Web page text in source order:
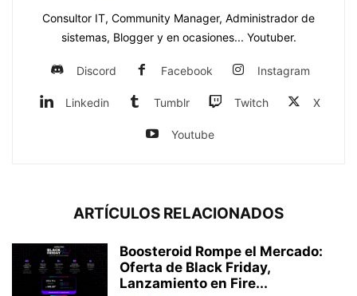
Consultor IT, Community Manager, Administrador de
sistemas, Blogger y en ocasiones... Youtuber.
Discord Facebook Instagram
Linkedin Tumblr Twitch X
Youtube
ARTÍCULOS RELACIONADOS
Boosteroid Rompe el Mercado:
Oferta de Black Friday,
Lanzamiento en Fire...